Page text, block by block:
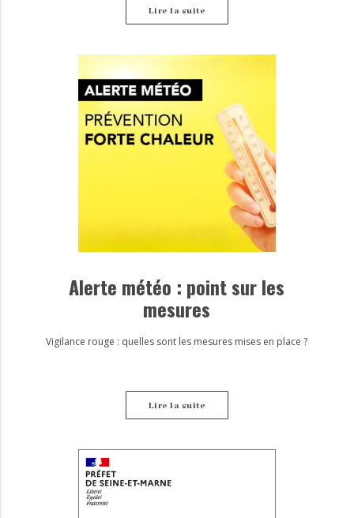
Lire la suite
Alerte météo : point sur les
mesures
Vigilance rouge : quelles sont les mesures mises en place ?
Lire la suite